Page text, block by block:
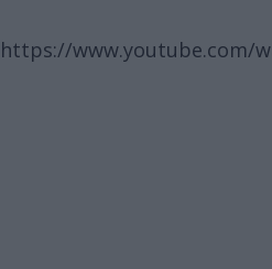
https://www.youtube.com/